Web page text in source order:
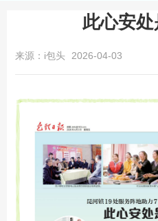
此心安
来源：i包头 2026-04-03